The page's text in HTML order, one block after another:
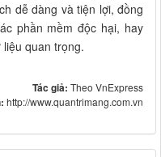
dễ dàng và tiện lợi, đồng
phần mềm độc hại, hay
quan trọng.
Tác giả: Theo VnExpress
http://www.quantrimang.com.vn